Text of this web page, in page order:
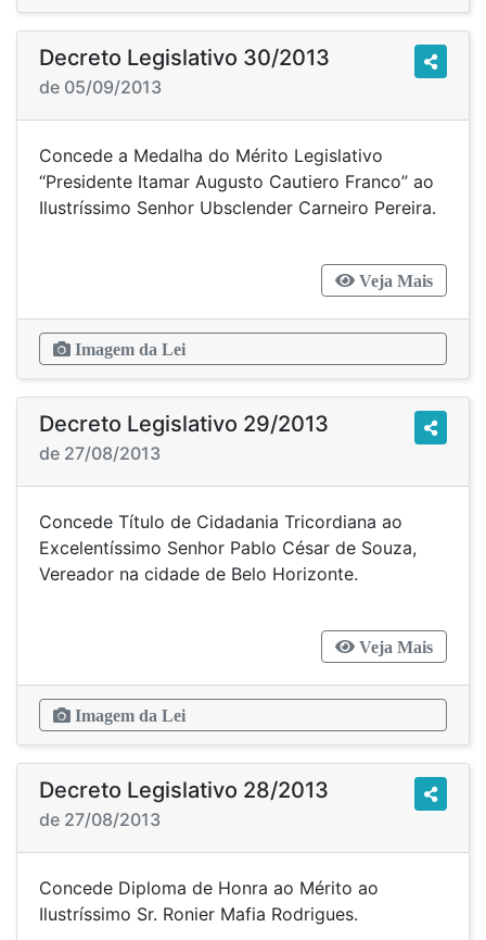
Decreto Legislativo 30/2013
de 05/09/2013
Concede a Medalha do Mérito Legislativo
“Presidente Itamar Augusto Cautiero Franco” ao
Ilustríssimo Senhor Ubsclender Carneiro Pereira.
Veja Mais
Imagem da Lei
Decreto Legislativo 29/2013
de 27/08/2013
Concede Título de Cidadania Tricordiana ao
Excelentíssimo Senhor Pablo César de Souza,
Vereador na cidade de Belo Horizonte.
Veja Mais
Imagem da Lei
Decreto Legislativo 28/2013
de 27/08/2013
Concede Diploma de Honra ao Mérito ao
Ilustríssimo Sr. Ronier Mafia Rodrigues.